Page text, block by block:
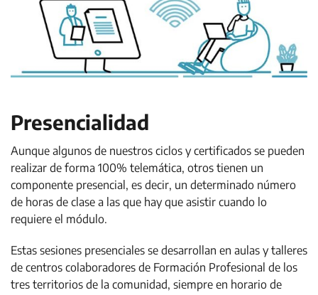
Presencialidad
Aunque algunos de nuestros ciclos y certificados se pueden
realizar de forma 100% telemática, otros tienen un
componente presencial, es decir, un determinado número
de horas de clase a las que hay que asistir cuando lo
requiere el módulo.
Estas sesiones presenciales se desarrollan en aulas y talleres
de centros colaboradores de Formación Profesional de los
tres territorios de la comunidad, siempre en horario de